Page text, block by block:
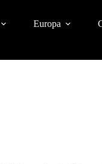
Europa